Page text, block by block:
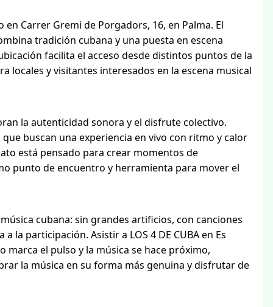
Carrer Gremi de Porgadors, 16, en Palma. El
tradición cubana y una puesta en escena
facilita el acceso desde distintos puntos de la
locales y visitantes interesados en la escena musical
la autenticidad sonora y el disfrute colectivo.
buscan una experiencia en vivo con ritmo y calor
está pensado para crear momentos de
punto de encuentro y herramienta para mover el
cubana: sin grandes artificios, con canciones
la participación. Asistir a LOS 4 DE CUBA en Es
el pulso y la música se hace próximo,
la música en su forma más genuina y disfrutar de